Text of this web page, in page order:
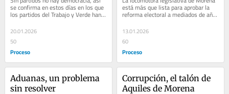
se confirma en estos días en los que
los partidos del Trabajo y Verde han
anunciado que no apoyarán la
reforma...
20.01.2026
50
Proceso
está más que lista para aprobar la
reforma electoral a mediados de año
en...
13.01.2026
60
Proceso
Aduanas, un problema
sin resolver
Corrupción, el talón de
Aquiles de Morena